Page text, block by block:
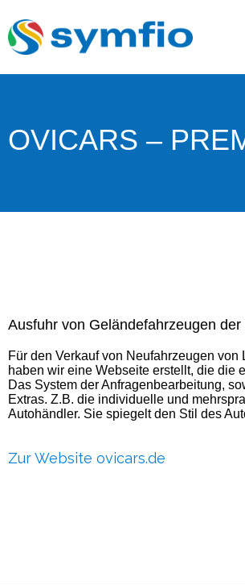
OVICARS –
Ausfuhr von Geländefahrzeugen
Für den Verkauf von Neufahrzeugen
haben wir eine Webseite erstellt, die die
Das System der Anfragenbearbeitung,
Extras. Z.B. die individuelle und
Autohändler. Sie spiegelt den Stil des
Zur Website ovicars.de